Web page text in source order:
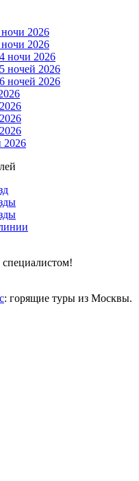
2026
2026
ночи 2026
ночей 2026
ночей 2026
2026
: горящие туры из Москвы.